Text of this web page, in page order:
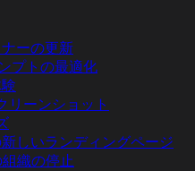
ーの更新
プトの最適化
リーンショット
しいランディングページ
織の停止